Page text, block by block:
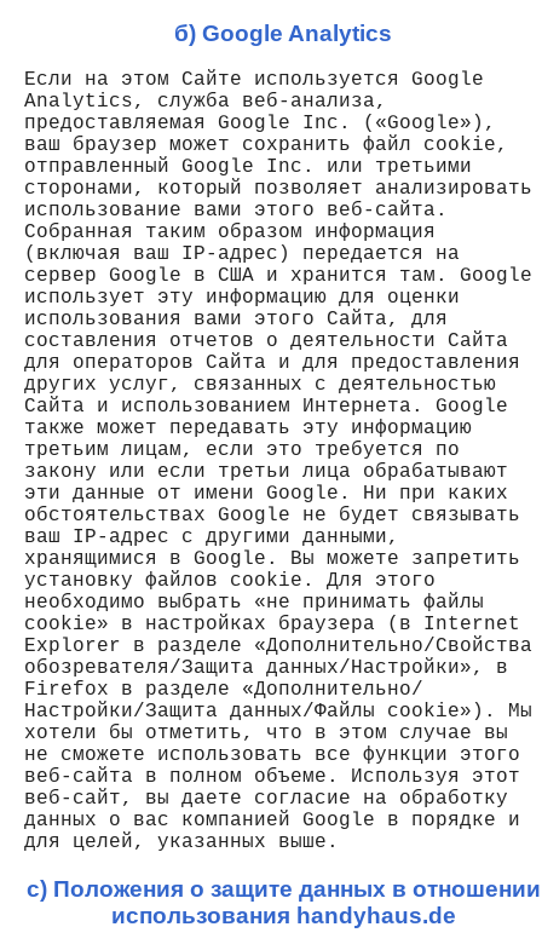
б) Google Analytics
Если на этом Сайте используется Google
Analytics, служба веб-анализа,
предоставляемая Google Inc. («Google»),
ваш браузер может сохранить файл cookie,
отправленный Google Inc. или третьими
сторонами, который позволяет анализировать
использование вами этого веб-сайта.
Собранная таким образом информация
(включая ваш IP-адрес) передается на
сервер Google в США и хранится там. Google
использует эту информацию для оценки
использования вами этого Сайта, для
составления отчетов о деятельности Сайта
для операторов Сайта и для предоставления
других услуг, связанных с деятельностью
Сайта и использованием Интернета. Google
также может передавать эту информацию
третьим лицам, если это требуется по
закону или если третьи лица обрабатывают
эти данные от имени Google. Ни при каких
обстоятельствах Google не будет связывать
ваш IP-адрес с другими данными,
хранящимися в Google. Вы можете запретить
установку файлов cookie. Для этого
необходимо выбрать «не принимать файлы
cookie» в настройках браузера (в Internet
Explorer в разделе «Дополнительно/Свойства
обозревателя/Защита данных/Настройки», в
Firefox в разделе «Дополнительно/
Настройки/Защита данных/Файлы cookie»). Мы
хотели бы отметить, что в этом случае вы
не сможете использовать все функции этого
веб-сайта в полном объеме. Используя этот
веб-сайт, вы даете согласие на обработку
данных о вас компанией Google в порядке и
для целей, указанных выше.
c) Положения о защите данных в отношении
использования handyhaus.de